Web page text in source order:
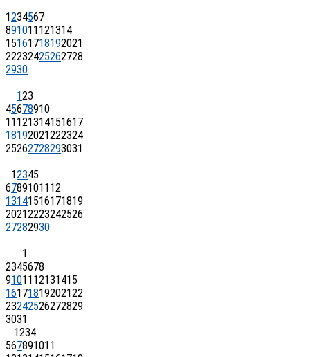
1234567
891011 121314
15161718192021
22232425262728
2930
123
45678910
11 121314151617
18192021222324
25262728293031
12345
67891011 12
13141516171819
20212223242526
27282930
1
2345678
91011 12131415
16171819202122
23242526272829
3031
1234
567891011